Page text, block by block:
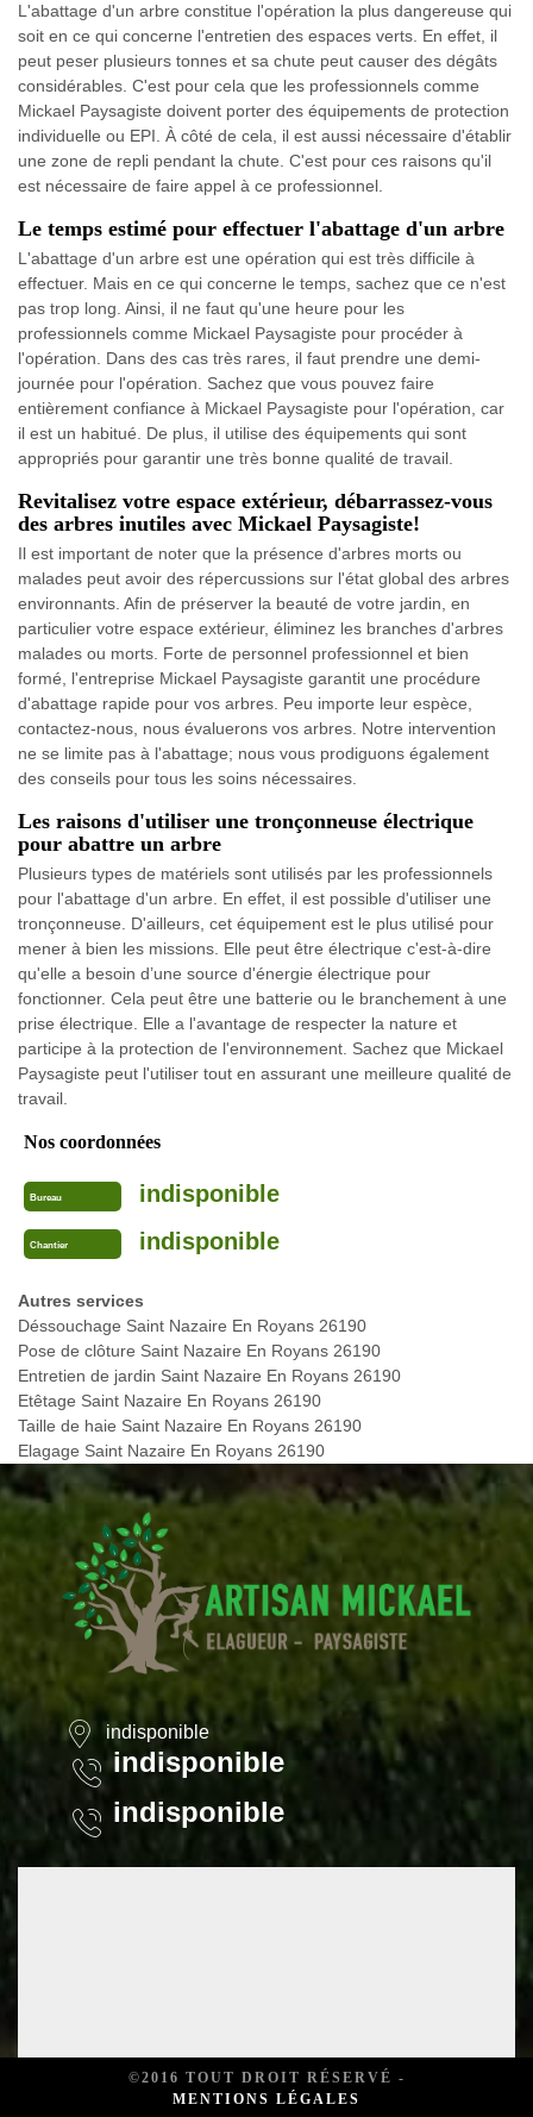
L'abattage d'un arbre constitue l'opération la plus dangereuse qui
soit en ce qui concerne l'entretien des espaces verts. En effet, il
peut peser plusieurs tonnes et sa chute peut causer des dégâts
considérables. C'est pour cela que les professionnels comme
Mickael Paysagiste doivent porter des équipements de protection
individuelle ou EPI. À côté de cela, il est aussi nécessaire d'établir
une zone de repli pendant la chute. C'est pour ces raisons qu'il
est nécessaire de faire appel à ce professionnel.
Le temps estimé pour effectuer l'abattage d'un arbre
L'abattage d'un arbre est une opération qui est très difficile à
effectuer. Mais en ce qui concerne le temps, sachez que ce n'est
pas trop long. Ainsi, il ne faut qu'une heure pour les
professionnels comme Mickael Paysagiste pour procéder à
l'opération. Dans des cas très rares, il faut prendre une demi-
journée pour l'opération. Sachez que vous pouvez faire
entièrement confiance à Mickael Paysagiste pour l'opération, car
il est un habitué. De plus, il utilise des équipements qui sont
appropriés pour garantir une très bonne qualité de travail.
Revitalisez votre espace extérieur, débarrassez-vous
des arbres inutiles avec Mickael Paysagiste!
Il est important de noter que la présence d'arbres morts ou
malades peut avoir des répercussions sur l'état global des arbres
environnants. Afin de préserver la beauté de votre jardin, en
particulier votre espace extérieur, éliminez les branches d'arbres
malades ou morts. Forte de personnel professionnel et bien
formé, l'entreprise Mickael Paysagiste garantit une procédure
d'abattage rapide pour vos arbres. Peu importe leur espèce,
contactez-nous, nous évaluerons vos arbres. Notre intervention
ne se limite pas à l'abattage; nous vous prodiguons également
des conseils pour tous les soins nécessaires.
Les raisons d'utiliser une tronçonneuse électrique
pour abattre un arbre
Plusieurs types de matériels sont utilisés par les professionnels
pour l'abattage d'un arbre. En effet, il est possible d'utiliser une
tronçonneuse. D'ailleurs, cet équipement est le plus utilisé pour
mener à bien les missions. Elle peut être électrique c'est-à-dire
qu'elle a besoin d’une source d'énergie électrique pour
fonctionner. Cela peut être une batterie ou le branchement à une
prise électrique. Elle a l'avantage de respecter la nature et
participe à la protection de l'environnement. Sachez que Mickael
Paysagiste peut l'utiliser tout en assurant une meilleure qualité de
travail.
Nos coordonnées
Bureau indisponible
Chantier indisponible
Autres services
Déssouchage Saint Nazaire En Royans 26190
Pose de clôture Saint Nazaire En Royans 26190
Entretien de jardin Saint Nazaire En Royans 26190
Etêtage Saint Nazaire En Royans 26190
Taille de haie Saint Nazaire En Royans 26190
Elagage Saint Nazaire En Royans 26190
indisponible
indisponible
indisponible
©2016 TOUT DROIT RÉSERVÉ -
MENTIONS LÉGALES